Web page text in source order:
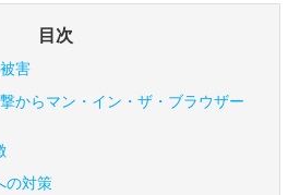
目次
害
からマン・イン・ザ・ブラウザー
の対策